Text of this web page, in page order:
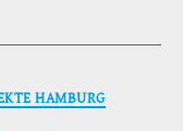
HAMBURG